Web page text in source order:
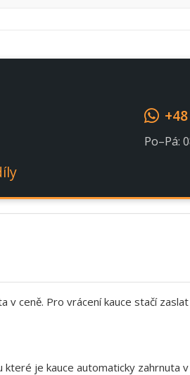
Po–Pá:
v ceně. Pro vrácení kauce stačí
je kauce automaticky zahrnuta